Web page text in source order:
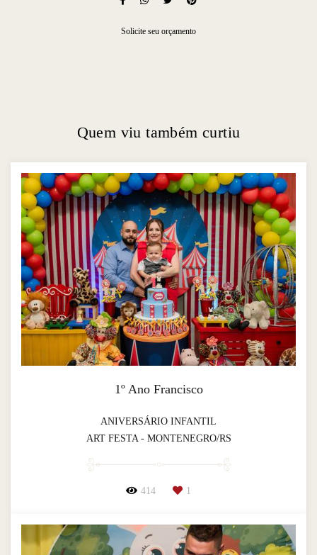
Solicite seu orçamento
Quem viu também curtiu
1º Ano Francisco
ANIVERSÁRIO INFANTIL
ART FESTA - MONTENEGRO/RS
414 1